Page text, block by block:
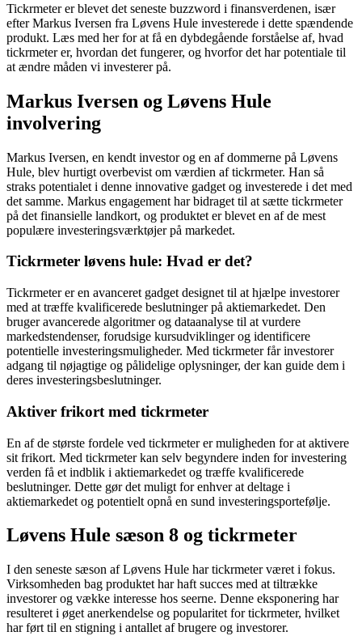
Tickrmeter er blevet det seneste buzzword i finansverdenen, især
efter Markus Iversen fra Løvens Hule investerede i dette spændende
produkt. Læs med her for at få en dybdegående forståelse af, hvad
tickrmeter er, hvordan det fungerer, og hvorfor det har potentiale til
at ændre måden vi investerer på.
Markus Iversen og Løvens Hule
involvering
Markus Iversen, en kendt investor og en af dommerne på Løvens
Hule, blev hurtigt overbevist om værdien af tickrmeter. Han så
straks potentialet i denne innovative gadget og investerede i det med
det samme. Markus engagement har bidraget til at sætte tickrmeter
på det finansielle landkort, og produktet er blevet en af de mest
populære investeringsværktøjer på markedet.
Tickrmeter løvens hule: Hvad er det?
Tickrmeter er en avanceret gadget designet til at hjælpe investorer
med at træffe kvalificerede beslutninger på aktiemarkedet. Den
bruger avancerede algoritmer og dataanalyse til at vurdere
markedstendenser, forudsige kursudviklinger og identificere
potentielle investeringsmuligheder. Med tickrmeter får investorer
adgang til nøjagtige og pålidelige oplysninger, der kan guide dem i
deres investeringsbeslutninger.
Aktiver frikort med tickrmeter
En af de største fordele ved tickrmeter er muligheden for at aktivere
sit frikort. Med tickrmeter kan selv begyndere inden for investering
verden få et indblik i aktiemarkedet og træffe kvalificerede
beslutninger. Dette gør det muligt for enhver at deltage i
aktiemarkedet og potentielt opnå en sund investeringsportefølje.
Løvens Hule sæson 8 og tickrmeter
I den seneste sæson af Løvens Hule har tickrmeter været i fokus.
Virksomheden bag produktet har haft succes med at tiltrække
investorer og vække interesse hos seerne. Denne eksponering har
resulteret i øget anerkendelse og popularitet for tickrmeter, hvilket
har ført til en stigning i antallet af brugere og investorer.